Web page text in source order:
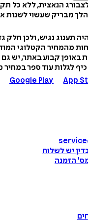
הנאצית, ללא כל
מבריק שעשוי לשנות
תענוג נגיש, ולכן חלק
מהמחיר הקטלוגי
באופן קבוע באתר, יש
לגלות עוד ספר במחיר
Google Play
App
כדין יש לשלוח
' הזמנה